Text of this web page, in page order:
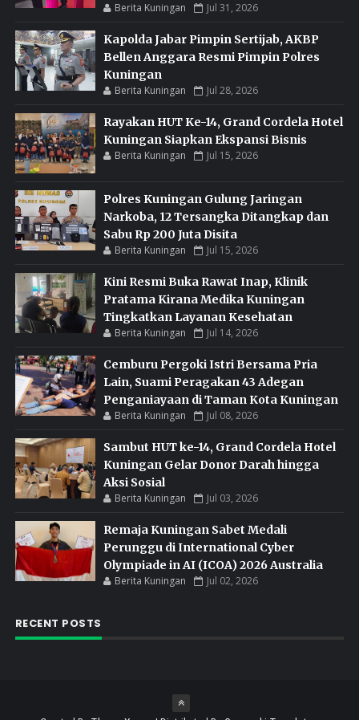
Berita Kuningan Jul 31, 2026
Kapolda Jabar Pimpin Sertijab, AKBP
Bellen Anggara Resmi Pimpin Polres
Kuningan
Berita Kuningan Jul 28, 2026
Rayakan HUT Ke-14, Grand Cordela Hotel
Kuningan Siapkan Ekspansi Bisnis
Berita Kuningan Jul 15, 2026
Polres Kuningan Gulung Jaringan
Narkoba, 12 Tersangka Ditangkap dan
Sabu Rp 200 Juta Disita
Berita Kuningan Jul 15, 2026
Kini Resmi Buka Rawat Inap, Klinik
Pratama Kirana Medika Kuningan
Tingkatkan Layanan Kesehatan
Berita Kuningan Jul 14, 2026
Cemburu Pergoki Istri Bersama Pria
Lain, Suami Peragakan 43 Adegan
Penganiayaan di Taman Kota Kuningan
Berita Kuningan Jul 08, 2026
Sambut HUT ke-14, Grand Cordela Hotel
Kuningan Gelar Donor Darah hingga
Aksi Sosial
Berita Kuningan Jul 03, 2026
Remaja Kuningan Sabet Medali
Perunggu di International Cyber
Olympiade in AI (ICOA) 2026 Australia
Berita Kuningan Jul 02, 2026
RECENT POSTS